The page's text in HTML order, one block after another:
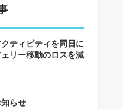
ティビティを同日に
リー移動のロスを減
らせ